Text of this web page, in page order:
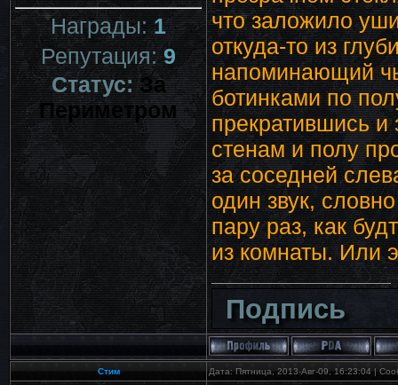
Награды:1
Репутация:9
Статус:За
Периметром
что заложило
откуда-то из
напоминающий
ботинками по
прекратившись и
стенам и полу
за соседней
один звук,
пару раз, как
из комнаты. Или
Подпись
Стим Дата: Пятница, 2013-Авг-09, 16:23:04 |